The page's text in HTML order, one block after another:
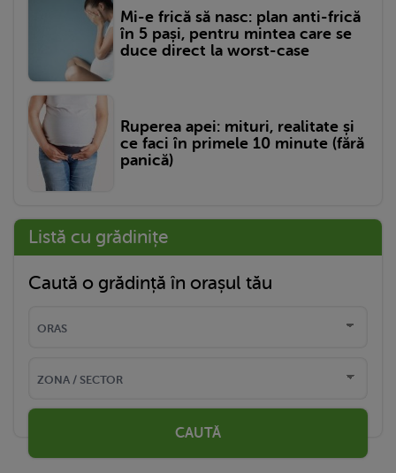
Mi-e frică să nasc: plan anti-frică
în 5 pași, pentru mintea care se
duce direct la worst-case
Ruperea apei: mituri, realitate și
ce faci în primele 10 minute (fără
panică)
Listă cu grădinițe
Caută o grădință în orașul tău
CAUTĂ